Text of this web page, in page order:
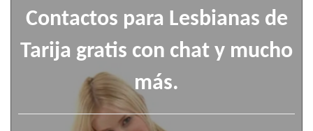
Contactos para Lesbianas de
Tarija gratis con chat y mucho
más.